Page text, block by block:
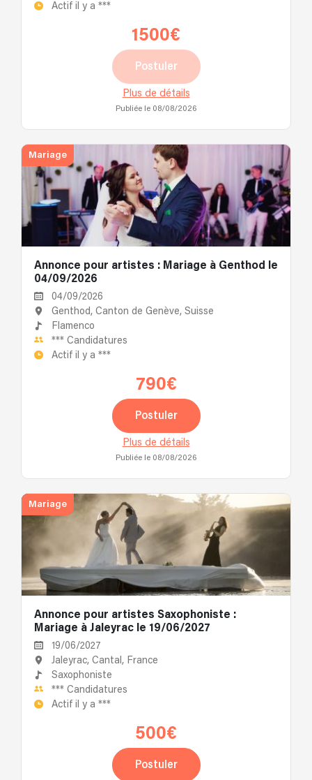
Actif il y a ***
1500€
Postuler
Plus de détails
Publiée le 08/08/2026
Mariage
Annonce pour artistes : Mariage à Genthod le
04/09/2026
04/09/2026
Genthod, Canton de Genève, Suisse
Flamenco
*** Candidatures
Actif il y a ***
790€
Postuler
Plus de détails
Publiée le 08/08/2026
Mariage
Annonce pour artistes Saxophoniste :
Mariage à Jaleyrac le 19/06/2027
19/06/2027
Jaleyrac, Cantal, France
Saxophoniste
*** Candidatures
Actif il y a ***
500€
Postuler